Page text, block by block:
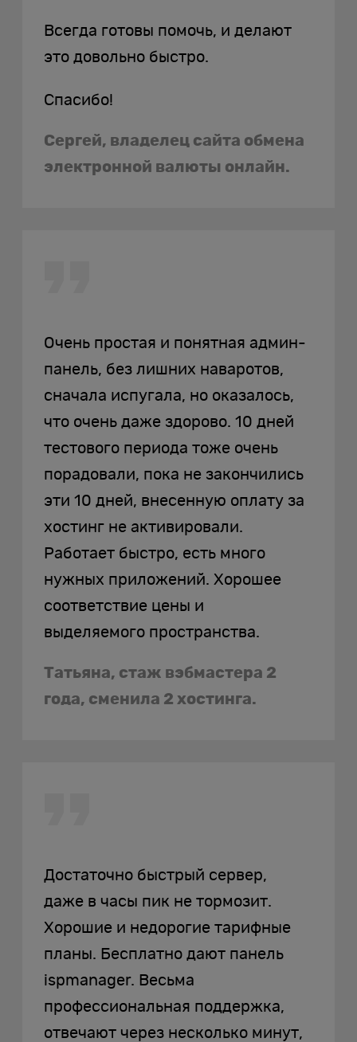
Всегда готовы помочь, и делают
это довольно быстро.
Спасибо!
Сергей, владелец сайта обмена
электронной валюты онлайн.
Очень простая и понятная админ-
панель, без лишних наваротов,
сначала испугала, но оказалось,
что очень даже здорово. 10 дней
тестового периода тоже очень
порадовали, пока не закончились
эти 10 дней, внесенную оплату за
хостинг не активировали.
Работает быстро, есть много
нужных приложений. Хорошее
соответствие цены и
выделяемого пространства.
Татьяна, стаж вэбмастера 2
года, сменила 2 хостинга.
Достаточно быстрый сервер,
даже в часы пик не тормозит.
Хорошие и недорогие тарифные
планы. Бесплатно дают панель
ispmanager. Весьма
профессиональная поддержка,
отвечают через несколько минут,